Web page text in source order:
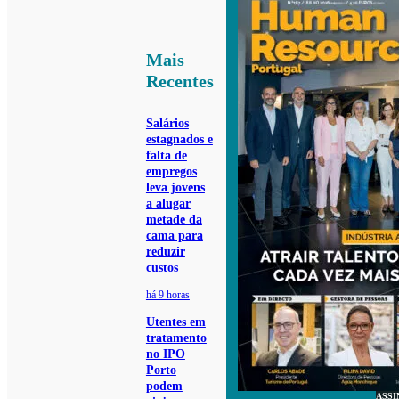
Mais
Recentes
Salários
estagnados e
falta de
empregos
leva jovens
a alugar
metade da
cama para
reduzir
custos
há 9 horas
Utentes em
tratamento
no IPO
Porto
podem